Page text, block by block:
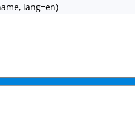
lang=en)